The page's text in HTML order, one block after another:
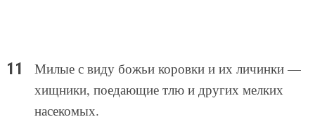
Милые с виду божьи коровки и их личинки —
хищники, поедающие тлю и других мелких
насекомых.